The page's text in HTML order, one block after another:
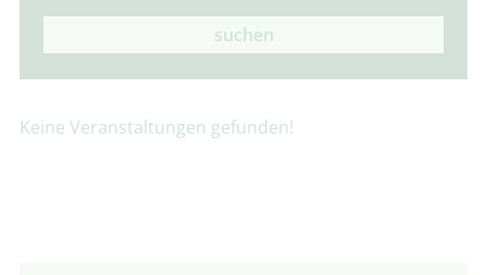
suchen
Keine Veranstaltungen gefunden!